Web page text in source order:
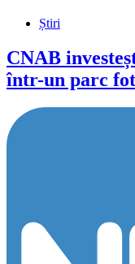
Știri
CNAB
într-un parc